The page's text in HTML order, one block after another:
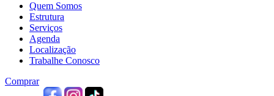
Quem Somos
Estrutura
Serviços
Agenda
Localização
Trabalhe Conosco
Comprar